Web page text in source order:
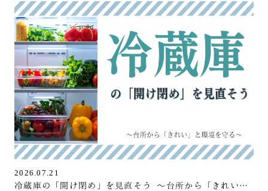
2026.07.21
冷蔵庫の「開け閉め」を見直そう ～台所から「きれい」